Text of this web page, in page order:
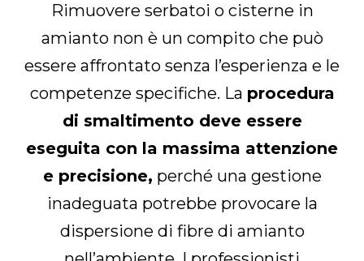
Rimuovere serbatoi o cisterne in
amianto non è un compito che può
essere affrontato senza l’esperienza e le
competenze specifiche. La procedura
di smaltimento deve essere
eseguita con la massima attenzione
e precisione, perché una gestione
inadeguata potrebbe provocare la
dispersione di fibre di amianto